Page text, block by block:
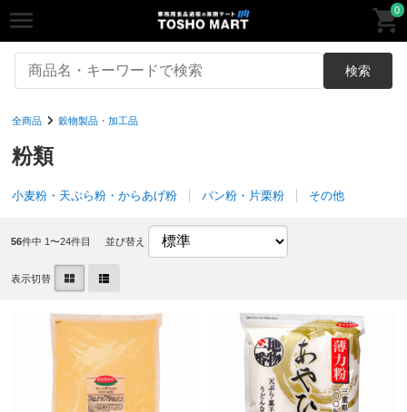
0
検索
全商品 穀物製品・加工品
粉類
小麦粉・天ぷら粉・からあげ粉 パン粉・片栗粉 その他
56件中 1〜24件目 並び替え
表示切替